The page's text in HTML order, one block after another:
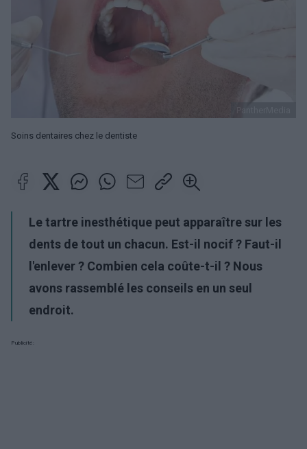
Soins dentaires chez le dentiste
Le tartre inesthétique peut apparaître sur les
dents de tout un chacun. Est-il nocif ? Faut-il
l'enlever ? Combien cela coûte-t-il ? Nous
avons rassemblé les conseils en un seul
endroit.
Publicité: